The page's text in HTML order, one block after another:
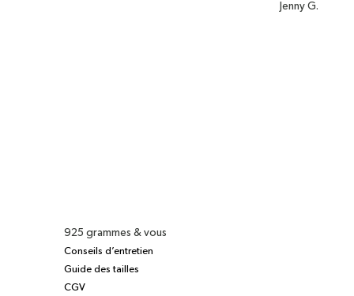
Jenny G.
925 grammes & vous
Conseils d’entretien
Guide des tailles
CGV